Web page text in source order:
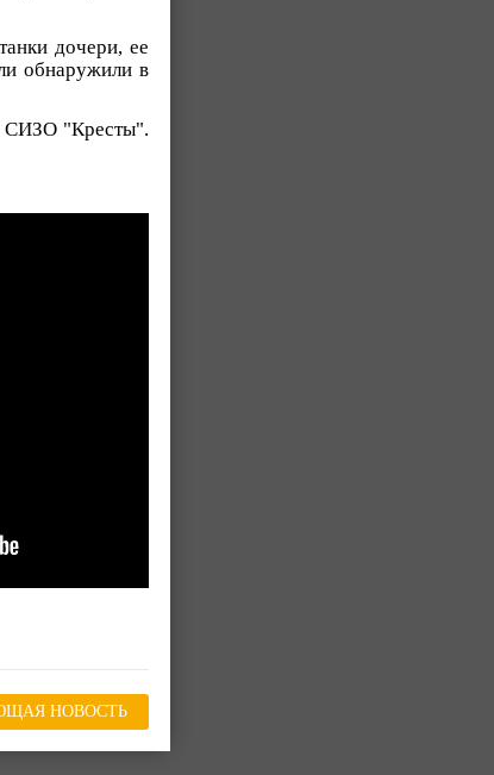
дочери, ее
обнаружили в
СИЗО "Кресты".
НОВОСТЬ